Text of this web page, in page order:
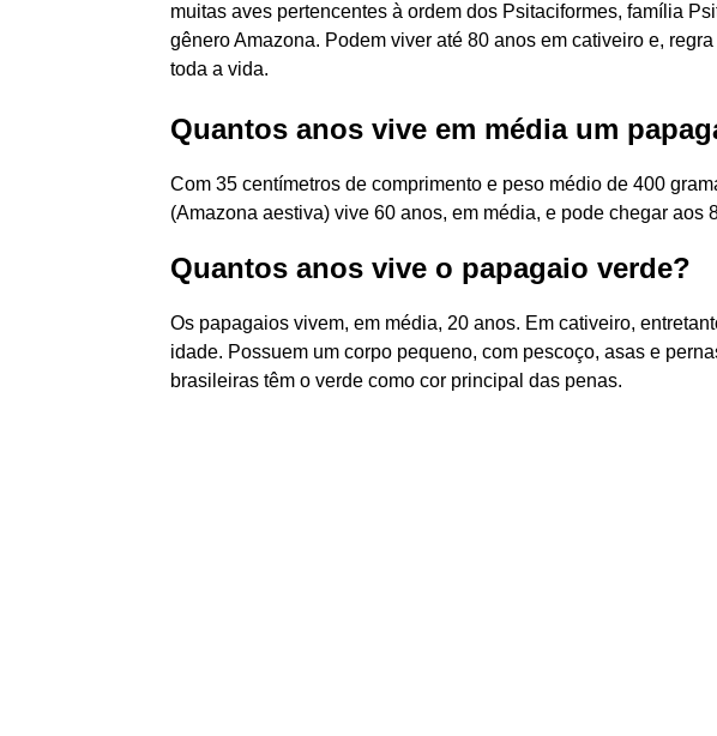
muitas aves pertencentes à ordem dos Psitaciformes, família
gênero Amazona. Podem viver até 80 anos em cativeiro e,
toda a vida.
Quantos anos vive em média um
Com 35 centímetros de comprimento e peso médio de 400
(Amazona aestiva) vive 60 anos, em média, e pode chegar aos
Quantos anos vive o papagaio verde?
Os papagaios vivem, em média, 20 anos. Em cativeiro,
idade. Possuem um corpo pequeno, com pescoço, asas e
brasileiras têm o verde como cor principal das penas.